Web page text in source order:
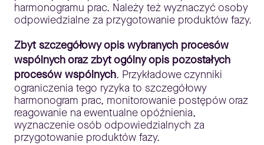
harmonogramu prac. Należy też wyznaczyć osoby
odpowiedzialne za przygotowanie produktów fazy.
Zbyt szczegółowy opis wybranych procesów
wspólnych oraz zbyt ogólny opis pozostałych
procesów wspólnych. Przykładowe czynniki
ograniczenia tego ryzyka to szczegółowy
harmonogram prac, monitorowanie postępów oraz
reagowanie na ewentualne opóźnienia,
wyznaczenie osób odpowiedzialnych za
przygotowanie produktów fazy.